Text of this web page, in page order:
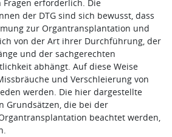
erforderlich. Die
der DTG sind sich bewusst, dass
zur Organtransplantation und
von der Art ihrer Durchführung, der
und der sachgerechten
abhängt. Auf diese Weise
und Verschleierung von
werden. Die hier dargestellte
Grundsätzen, die bei der
beachtet werden,